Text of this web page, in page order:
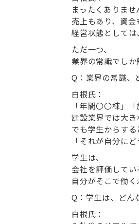
まったくありませ
売上もあり、資金
経営状態としては
ただ一つ、
業界の常識でしか
Q ： 業界の常識、
白根氏：
「年間〇〇棟」
建設業界では大き
でも学生からする
「それが自分に
学生は、
会社を評価してい
自分がそこで働
Q ： 学生は、どん
白根氏：